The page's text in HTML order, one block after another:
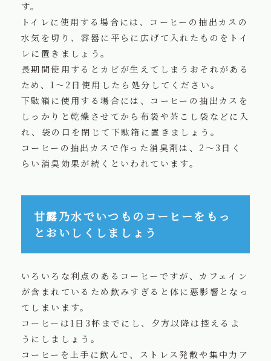
す。
トイレに使用する場合には、コーヒーの抽出カスの
水気を切り、容器に平らに広げて入れたものをトイ
レに置きましょう。
長期間使用するとカビが生えてしまうおそれがある
ため、1～2日使用したら処分してください。
下駄箱に使用する場合には、コーヒーの抽出カスを
しっかりと乾燥させてから布袋や茶こし袋などに入
れ、袋の口を閉じて下駄箱に置きましょう。
コーヒーの抽出カスで作った消臭剤は、2～3日く
らい消臭効果が続くといわれています。
甘露乃水でいつものコーヒーをもっ
とおいしくしましょう
いろいろな利点のあるコーヒーですが、カフェイン
が含まれているため飲みすぎると体に悪影響となっ
てしまいます。
コーヒーは1日3杯までにし、夕方以降は控えるよ
うにしましょう。
コーヒーを上手に飲んで、ストレス発散や集中力ア